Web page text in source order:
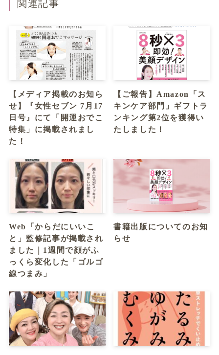
関連記事
【メディア掲載のお知ら
せ】『女性セブン 7月17
日号』にて「開運おでこ
特集」に掲載されまし
た！
【ご報告】Amazon「ス
キンケア部門」ギフトラ
ンキング第2位を獲得い
たしました！
Web「からだにいいこ
と」監修記事が掲載され
ました｜1週間で顔がふ
っくら変化した「ゴルゴ
線つまみ」
書籍出版についてのお知
らせ